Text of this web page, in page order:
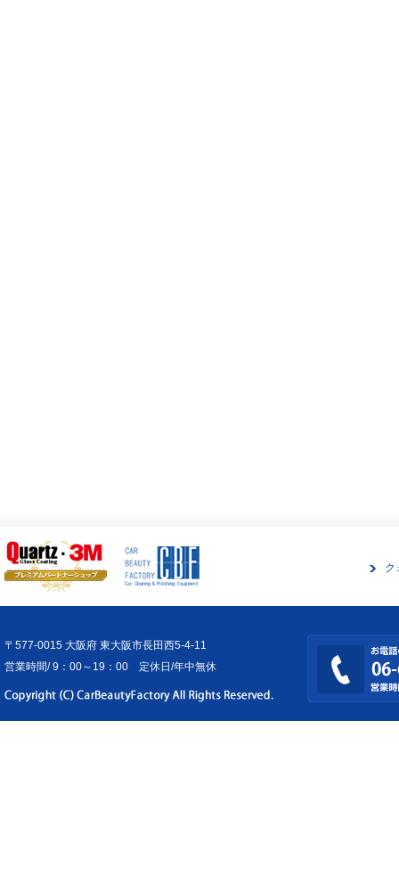
ク
〒577-0015 大阪府 東大阪市長田西5-4-11
営業時間/ 9：00～19：00 定休日/年中無休